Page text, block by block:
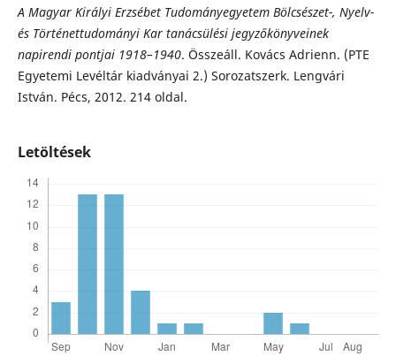
A Magyar Királyi Erzsébet Tudományegyetem Bölcsészet-, Nyelv-
és Történettudományi Kar tanácsülési jegyzőkönyveinek
napirendi pontjai 1918–1940. Összeáll. Kovács Adrienn. (PTE
Egyetemi Levéltár kiadványai 2.) Sorozatszerk. Lengvári
István. Pécs, 2012. 214 oldal.
Letöltések